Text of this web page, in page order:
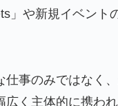
」や新規イベント
事のみではなく
く主体的に携われ